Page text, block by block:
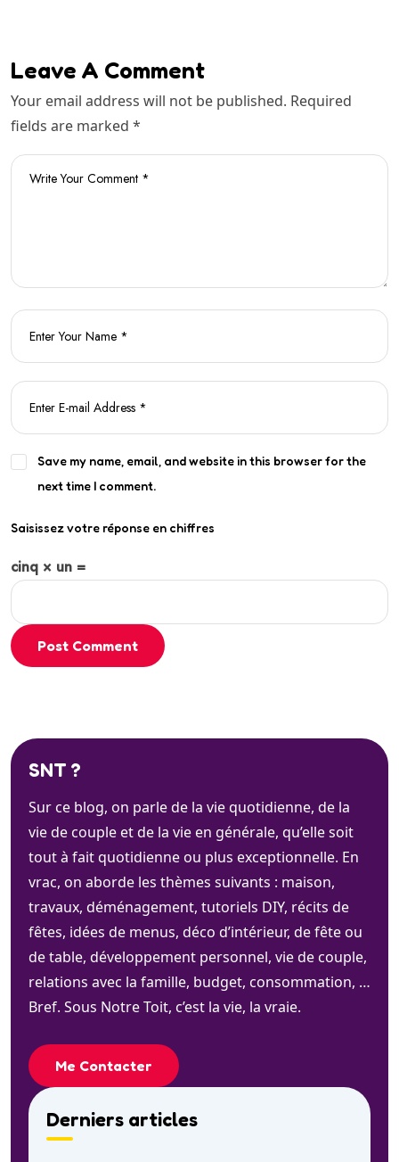
Leave A Comment
Your email address will not be published. Required
fields are marked *
Save my name, email, and website in this browser for the
next time I comment.
Saisissez votre réponse en chiffres
cinq × un =
Post Comment
SNT ?
Sur ce blog, on parle de la vie quotidienne, de la
vie de couple et de la vie en générale, qu’elle soit
tout à fait quotidienne ou plus exceptionnelle. En
vrac, on aborde les thèmes suivants : maison,
travaux, déménagement, tutoriels DIY, récits de
fêtes, idées de menus, déco d’intérieur, de fête ou
de table, développement personnel, vie de couple,
relations avec la famille, budget, consommation, …
Bref. Sous Notre Toit, c’est la vie, la vraie.
Me Contacter
Derniers articles